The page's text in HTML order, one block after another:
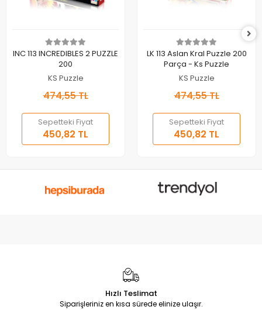
Sepete Ekle
INC 113 INCREDIBLES 2 PUZZLE
200
KS Puzzle
474,55 TL
Sepetteki Fiyat
450,82 TL
Sepete Ekle
LK 113 Aslan Kral Puzzle 200
Parça - Ks Puzzle
KS Puzzle
474,55 TL
Sepetteki Fiyat
450,82 TL
Hızlı Teslimat
Siparişleriniz en kısa sürede elinize ulaşır.